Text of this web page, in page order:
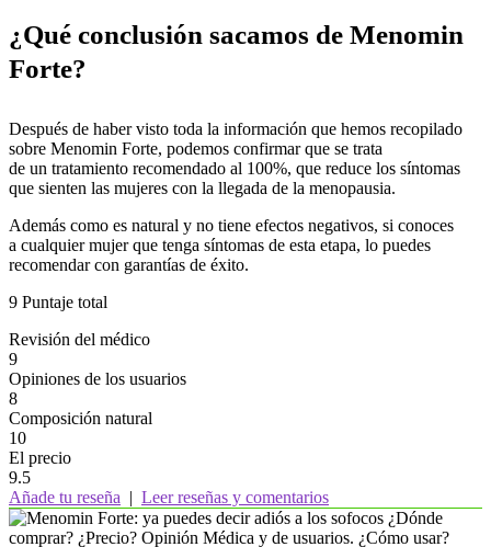
¿Qué conclusión sacamos de Menomin
Forte?
Después de haber visto toda la información que hemos recopilado
sobre Menomin Forte, podemos confirmar que se trata
de un tratamiento recomendado al 100%, que reduce los síntomas
que sienten las mujeres con la llegada de la menopausia.
Además como es natural y no tiene efectos negativos, si conoces
a cualquier mujer que tenga síntomas de esta etapa, lo puedes
recomendar con garantías de éxito.
9 Puntaje total
Revisión del médico
9
Opiniones de los usuarios
8
Composición natural
10
El precio
9.5
Añade tu reseña | Leer reseñas y comentarios